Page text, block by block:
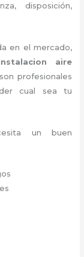
disposición,
en el mercado,
aire
son profesionales
cual sea tu
un buen